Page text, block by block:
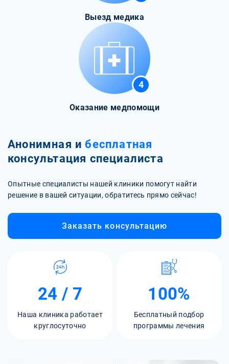
Выезд медика
4
Оказание медпомощи
Анонимная и бесплатная
консультация специалиста
Опытные специалисты нашей клиники помогут найти
решение в вашей ситуации, обратитесь прямо сейчас!
Заказать консультацию
24 / 7
Наша клиника работает
круглосуточно
100%
Бесплатный подбор
программы лечения